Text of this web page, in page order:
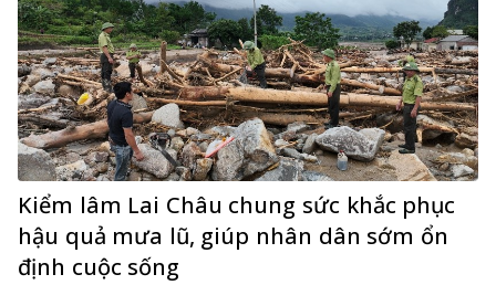
Kiểm lâm Lai Châu chung sức khắc phục
hậu quả mưa lũ, giúp nhân dân sớm ổn
định cuộc sống